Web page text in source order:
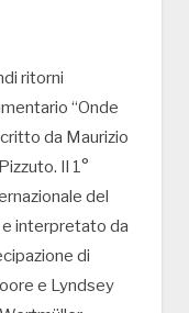
ritorni
“Onde
da Maurizio
Il 1°
del
e interpretato da
di
e Lyndsey